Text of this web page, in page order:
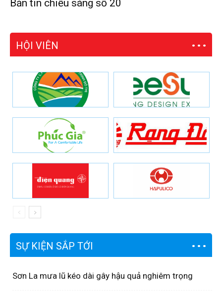
Bản tin chiếu sáng số 20
HỘI VIÊN
SỰ KIỆN SẮP TỚI
Sơn La mưa lũ kéo dài gây hậu quả nghiêm trọng